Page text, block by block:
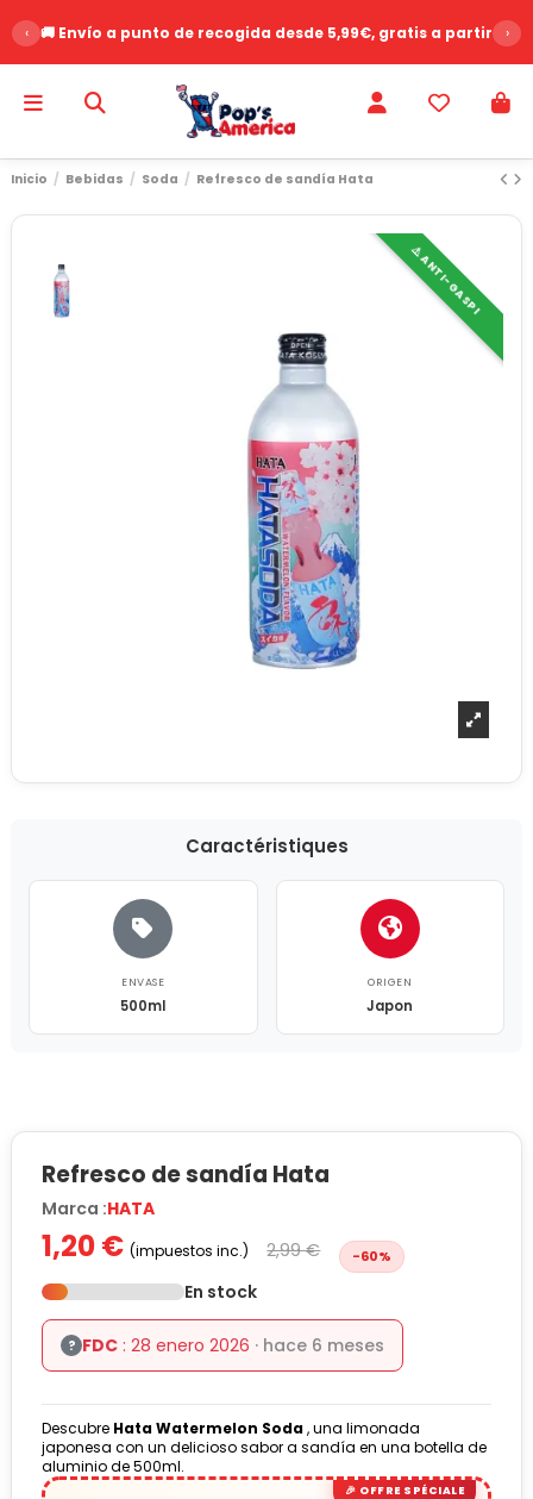
‹ 🚚 Envío a punto de recogida desde 5,99€, gratis a partir de
›
Inicio Bebidas Soda Refresco de sandía Hata
⚠️ ANTI-GASPI
Caractéristiques
ENVASE
500ml
ORIGEN
Japon
Refresco de sandía Hata
Marca :HATA
1,20 € (impuestos inc.) 2,99 € -60%
En stock
? FDC : 28 enero 2026 · hace 6 meses
Descubre Hata Watermelon Soda, una limonada
japonesa con un delicioso sabor a sandía en una botella de
aluminio de 500ml.